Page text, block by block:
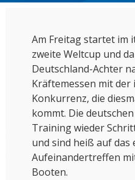
Am Freitag startet im
zweite Weltcup und
Deutschland-Achter
Kräftemessen mit
Konkurrenz, die
kommt. Die
Training wieder
und sind heiß auf das
Aufeinandertreffen
Booten.